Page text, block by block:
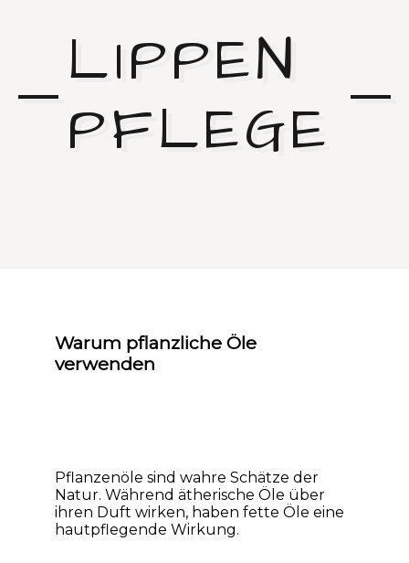
LIPPEN
PFLEGE
Warum pflanzliche Öle
verwenden
Pflanzenöle sind wahre Schätze der
Natur. Während ätherische Öle über
ihren Duft wirken, haben fette Öle eine
hautpflegende Wirkung.